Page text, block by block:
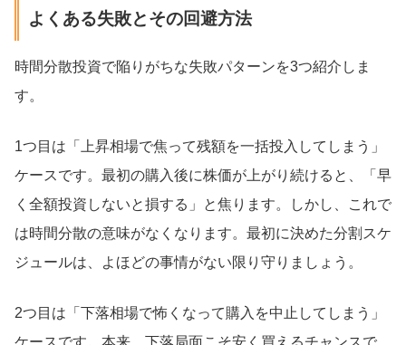
よくある失敗とその回避方法
時間分散投資で陥りがちな失敗パターンを3つ紹介しま
す。
1つ目は「上昇相場で焦って残額を一括投入してしまう」
ケースです。最初の購入後に株価が上がり続けると、「早
く全額投資しないと損する」と焦ります。しかし、これで
は時間分散の意味がなくなります。最初に決めた分割スケ
ジュールは、よほどの事情がない限り守りましょう。
2つ目は「下落相場で怖くなって購入を中止してしまう」